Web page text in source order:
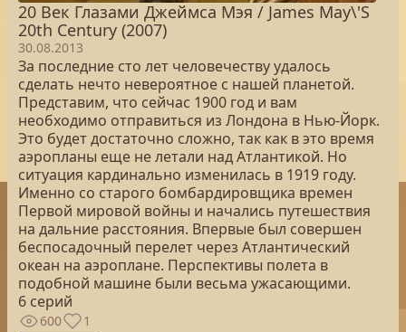
20 Век Глазами Джеймса Мэя / James May\'S
20th Century (2007)
30.08.2013
За последние сто лет человечеству удалось
сделать нечто невероятное с нашей планетой.
Представим, что сейчас 1900 год и вам
необходимо отправиться из Лондона в Нью-Йорк.
Это будет достаточно сложно, так как в это время
аэропланы еще не летали над Атлантикой. Но
ситуация кардинально изменилась в 1919 году.
Именно со старого бомбардировщика времен
Первой мировой войны и начались путешествия
на дальние расстояния. Впервые был совершен
беспосадочный перелет через Атлантический
океан на аэроплане. Перспективы полета в
подобной машине были весьма ужасающими.
6 серий
600 1